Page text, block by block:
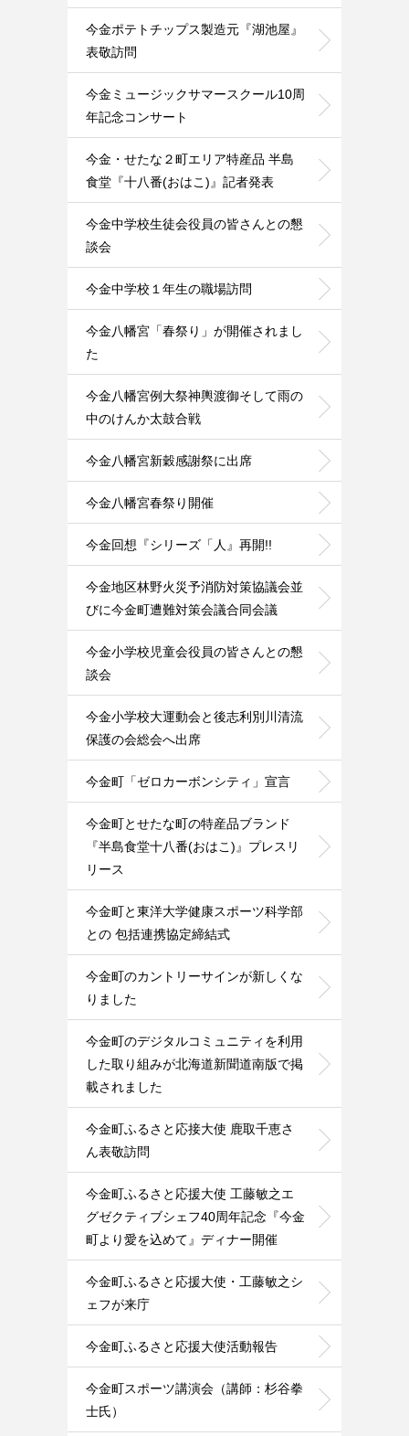
今金ポテトチップス製造元『湖池屋』
表敬訪問
今金ミュージックサマースクール10周
年記念コンサート
今金・せたな２町エリア特産品 半島
食堂『十八番(おはこ)』記者発表
今金中学校生徒会役員の皆さんとの懇
談会
今金中学校１年生の職場訪問
今金八幡宮「春祭り」が開催されまし
た
今金八幡宮例大祭神輿渡御そして雨の
中のけんか太鼓合戦
今金八幡宮新穀感謝祭に出席
今金八幡宮春祭り開催
今金回想『シリーズ「人』再開!!
今金地区林野火災予消防対策協議会並
びに今金町遭難対策会議合同会議
今金小学校児童会役員の皆さんとの懇
談会
今金小学校大運動会と後志利別川清流
保護の会総会へ出席
今金町「ゼロカーボンシティ」宣言
今金町とせたな町の特産品ブランド
『半島食堂十八番(おはこ)』プレスリ
リース
今金町と東洋大学健康スポーツ科学部
との 包括連携協定締結式
今金町のカントリーサインが新しくな
りました
今金町のデジタルコミュニティを利用
した取り組みが北海道新聞道南版で掲
載されました
今金町ふるさと応接大使 鹿取千恵さ
ん表敬訪問
今金町ふるさと応援大使 工藤敏之エ
グゼクティブシェフ40周年記念『今金
町より愛を込めて』ディナー開催
今金町ふるさと応援大使・工藤敏之シ
ェフが来庁
今金町ふるさと応援大使活動報告
今金町スポーツ講演会（講師：杉谷拳
士氏）